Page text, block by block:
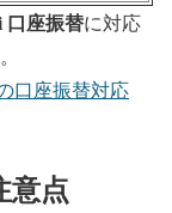
口座振替に対応
口座振替対応
意点